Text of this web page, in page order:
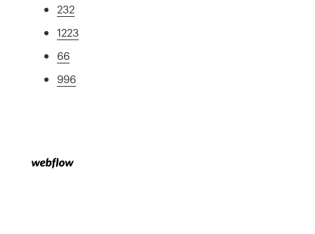
232
1223
66
996